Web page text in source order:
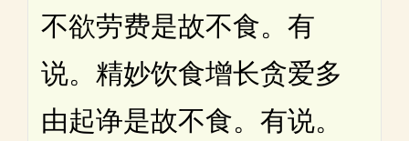
不欲劳费是故不食。有
说。精妙饮食增长贪爱多
由起诤是故不食。有说。